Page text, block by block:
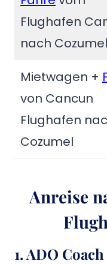
Flughafen
nach Cozumel
Mietwagen +
von Cancun
Flughafen
Cozumel
Anreise
1. ADO